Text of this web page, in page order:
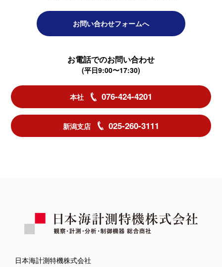
お問い合わせフォームへ
お電話でのお問い合わせ
(平日9:00〜17:30)
本社 076-424-4201
新潟支店 025-260-3111
日本海計測特機株式会社